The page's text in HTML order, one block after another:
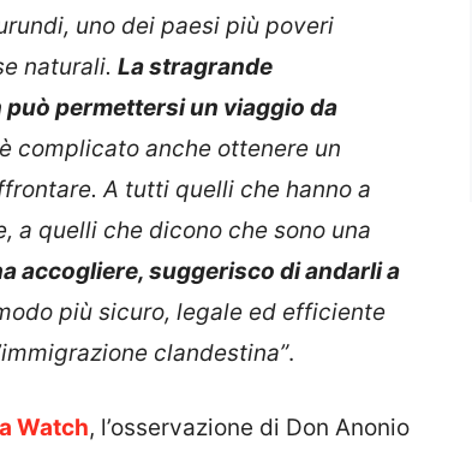
uno dei paesi più poveri
naturali. La stragrande
permettersi un viaggio da
complicato anche ottenere un
A tutti quelli che hanno a
a quelli che dicono che sono una
accogliere, suggerisco di andarli a
più sicuro, legale ed efficiente
clandestina”.
Watch, l’osservazione di Don Anonio